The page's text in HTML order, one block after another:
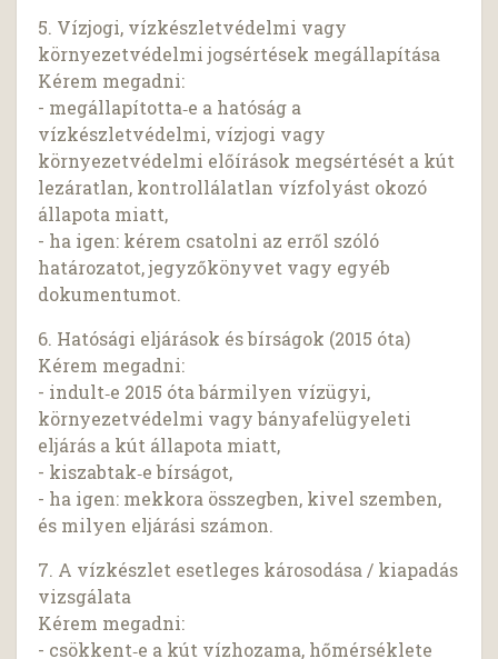
5. Vízjogi, vízkészletvédelmi vagy
környezetvédelmi jogsértések megállapítása
Kérem megadni:
- megállapította‑e a hatóság a
vízkészletvédelmi, vízjogi vagy
környezetvédelmi előírások megsértését a kút
lezáratlan, kontrollálatlan vízfolyást okozó
állapota miatt,
- ha igen: kérem csatolni az erről szóló
határozatot, jegyzőkönyvet vagy egyéb
dokumentumot.
6. Hatósági eljárások és bírságok (2015 óta)
Kérem megadni:
- indult‑e 2015 óta bármilyen vízügyi,
környezetvédelmi vagy bányafelügyeleti
eljárás a kút állapota miatt,
- kiszabtak‑e bírságot,
- ha igen: mekkora összegben, kivel szemben,
és milyen eljárási számon.
7. A vízkészlet esetleges károsodása / kiapadás
vizsgálata
Kérem megadni:
- csökkent‑e a kút vízhozama, hőmérséklete